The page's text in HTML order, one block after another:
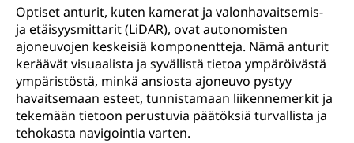
Optiset anturit, kuten kamerat ja valonhavaitsemis-
ja etäisyysmittarit (LiDAR), ovat autonomisten
ajoneuvojen keskeisiä komponentteja. Nämä anturit
keräävät visuaalista ja syvällistä tietoa ympäröivästä
ympäristöstä, minkä ansiosta ajoneuvo pystyy
havaitsemaan esteet, tunnistamaan liikennemerkit ja
tekemään tietoon perustuvia päätöksiä turvallista ja
tehokasta navigointia varten.